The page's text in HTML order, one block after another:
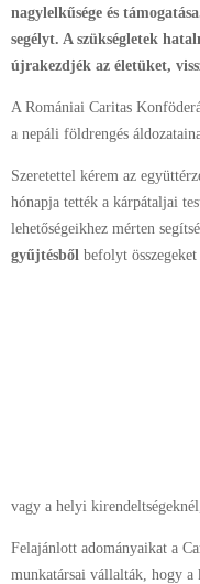
nagylelkűsége és
segélyt. A szükségletek
újrakezdjék az életüket,
A Romániai Caritas
a nepáli földrengés
Szeretettel kérem az
hónapja tették a kárpátaljai
lehetőségeikhez mérten
gyűjtésből befolyt
vagy a helyi
Felajánlott adományaikat a
munkatársai vállalták, hogy a